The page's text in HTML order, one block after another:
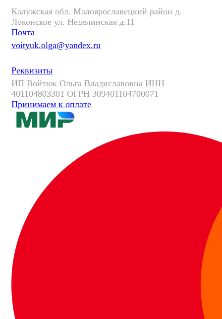
Калужская обл. Малоярославецкий район д.
Локонское ул. Неделинская д.11
Почта
voityuk.olga@yandex.ru
Реквизиты
ИП Войтюк Ольга Владиславовна ИНН
401104803301 ОГРН 309401104700071
Принимаем к оплате